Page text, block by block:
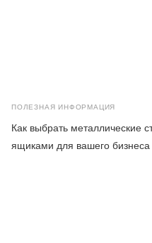
ПОЛЕЗНАЯ ИНФОРМАЦИЯ
Как выбрать металлические
ящиками для вашего бизнеса